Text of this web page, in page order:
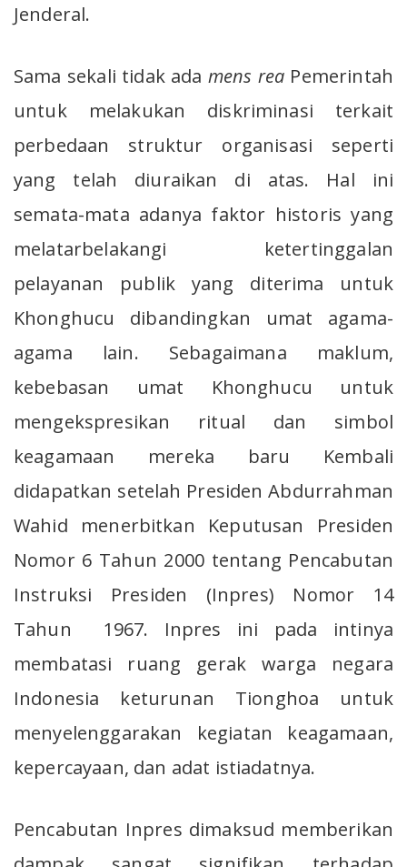
Jenderal.
Sama sekali tidak ada mens rea Pemerintah
untuk melakukan diskriminasi terkait
perbedaan struktur organisasi seperti
yang telah diuraikan di atas. Hal ini
semata-mata adanya faktor historis yang
melatarbelakangi ketertinggalan
pelayanan publik yang diterima untuk
Khonghucu dibandingkan umat agama-
agama lain. Sebagaimana maklum,
kebebasan umat Khonghucu untuk
mengekspresikan ritual dan simbol
keagamaan mereka baru Kembali
didapatkan setelah Presiden Abdurrahman
Wahid menerbitkan Keputusan Presiden
Nomor 6 Tahun 2000 tentang Pencabutan
Instruksi Presiden (Inpres) Nomor 14
Tahun 1967. Inpres ini pada intinya
membatasi ruang gerak warga negara
Indonesia keturunan Tionghoa untuk
menyelenggarakan kegiatan keagamaan,
kepercayaan, dan adat istiadatnya.
Pencabutan Inpres dimaksud memberikan